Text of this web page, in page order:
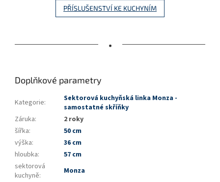
PŘÍSLUŠENSTVÍ KE KUCHYNÍM
•
Doplňkové parametry
Kategorie:
Sektorová kuchyňská linka Monza -
samostatné skříňky
Záruka:
2 roky
šířka:
50 cm
výška:
36 cm
hloubka:
57 cm
sektorová
kuchyně:
Monza